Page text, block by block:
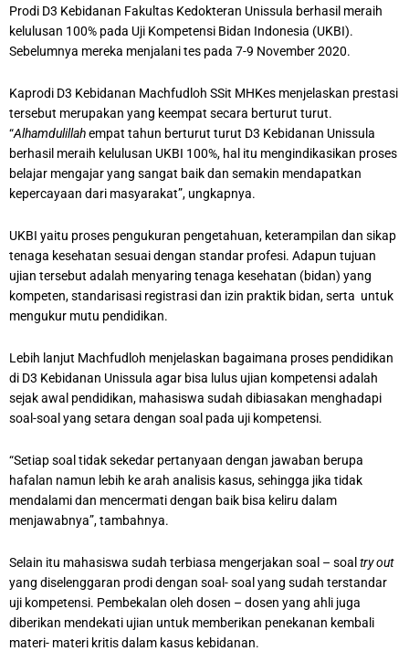
Prodi D3 Kebidanan Fakultas Kedokteran Unissula berhasil meraih
kelulusan 100% pada Uji Kompetensi Bidan Indonesia (UKBI).
Sebelumnya mereka menjalani tes pada 7-9 November 2020.
Kaprodi D3 Kebidanan Machfudloh SSit MHKes menjelaskan prestasi
tersebut merupakan yang keempat secara berturut turut.
“Alhamdulillahempat tahun berturut turut D3 Kebidanan Unissula
berhasil meraih kelulusan UKBI 100%, hal itu mengindikasikan proses
belajar mengajar yang sangat baik dan semakin mendapatkan
kepercayaan dari masyarakat”, ungkapnya.
UKBI yaitu proses pengukuran pengetahuan, keterampilan dan sikap
tenaga kesehatan sesuai dengan standar profesi. Adapun tujuan
ujian tersebut adalah menyaring tenaga kesehatan (bidan) yang
kompeten, standarisasi registrasi dan izin praktik bidan, serta untuk
mengukur mutu pendidikan.
Lebih lanjut Machfudloh menjelaskan bagaimana proses pendidikan
di D3 Kebidanan Unissula agar bisa lulus ujian kompetensi adalah
sejak awal pendidikan, mahasiswa sudah dibiasakan menghadapi
soal-soal yang setara dengan soal pada uji kompetensi.
“Setiap soal tidak sekedar pertanyaan dengan jawaban berupa
hafalan namun lebih ke arah analisis kasus, sehingga jika tidak
mendalami dan mencermati dengan baik bisa keliru dalam
menjawabnya”, tambahnya.
Selain itu mahasiswa sudah terbiasa mengerjakan soal – soaltry out
yang diselenggaran prodi dengan soal- soal yang sudah terstandar
uji kompetensi. Pembekalan oleh dosen – dosen yang ahli juga
diberikan mendekati ujian untuk memberikan penekanan kembali
materi- materi kritis dalam kasus kebidanan.